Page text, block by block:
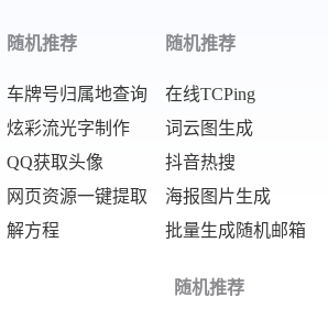
随机推荐
车牌号归属地查询
炫彩流光字制作
QQ获取头像
网页资源一键提取
解方程
随机推荐
在线TCPing
词云图生成
抖音热搜
海报图片生成
批量生成随机邮箱
随机推荐